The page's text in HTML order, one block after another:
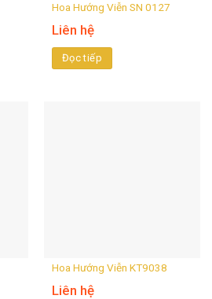
Hoa Hướng Viễn SN 0127
Liên hệ
Đọc tiếp
Hoa Hướng Viễn KT9038
Liên hệ